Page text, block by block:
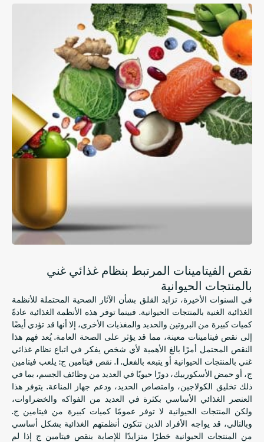
نقص الفيتامينات المرتبط بنظام غذائي غني
بالمنتجات الحيوانية
في السنوات الأخيرة، تزايد القلق بشأن الآثار الصحية المحتملة للأنظمة
الغذائية الغنية بالمنتجات الحيوانية. فبينما توفر هذه الأنظمة الغذائية عادةً
كميات كبيرة من البروتين والحديد والمغذيات الأخرى، إلا أنها قد تؤدي أيضًا
إلى نقص فيتامينات معينة، مما قد يؤثر على الصحة العامة. يُعد فهم هذا
النقص المحتمل أمرًا بالغ الأهمية لأي شخص يفكر في اتباع نظام غذائي
غني بالمنتجات الحيوانية أو يتبعه بالفعل. 1. نقص فيتامين ج: يلعب فيتامين
ج، أو حمض الأسكوربيك، دورًا حيويًا في العديد من وظائف الجسم، بما في
ذلك تخليق الكولاجين، وامتصاص الحديد، ودعم جهاز المناعة. يتوفر هذا
العنصر الغذائي الأساسي بكثرة في العديد من الفواكه والخضراوات،
ولكن المنتجات الحيوانية لا توفر عمومًا كميات كبيرة من فيتامين ج.
وبالتالي، قد يواجه الأفراد الذين تتكون أنظمتهم الغذائية بشكل أساسي
من المنتجات الحيوانية خطرًا متزايدًا للإصابة بنقص فيتامين ج إذا لم